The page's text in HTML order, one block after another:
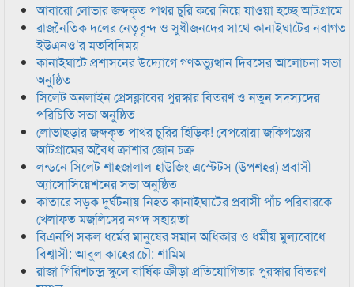
আবারো লোভার জব্দকৃত পাথর চুরি করে নিয়ে যাওয়া হচ্ছে আটগ্রামে
রাজনৈতিক দলের নেতৃবৃন্দ ও সুধীজনদের সাথে কানাইঘাটের নবাগত
ইউএনও’র মতবিনিময়
কানাইঘাটে প্রশাসনের উদ্যোগে গণঅভ্যুত্থান দিবসের আলোচনা সভা
অনুষ্ঠিত
সিলেট অনলাইন প্রেসক্লাবের পুরস্কার বিতরণ ও নতুন সদস্যদের
পরিচিতি সভা অনুষ্ঠিত
লোভাছড়ার জব্দকৃত পাথর চুরির হিড়িক! বেপরোয়া জকিগঞ্জের
আটগ্রামের অবৈধ ক্রাশার জোন চক্র
লন্ডনে সিলেট শাহজালাল হাউজিং এস্টেটস (উপশহর) প্রবাসী
অ্যাসোসিয়েশনের সভা অনুষ্ঠিত
কাতারে সড়ক দুর্ঘটনায় নিহত কানাইঘাটের প্রবাসী পাঁচ পরিবারকে
খেলাফত মজলিসের নগদ সহায়তা
বিএনপি সকল ধর্মের মানুষের সমান অধিকার ও ধর্মীয় মুল্যবোধে
বিশ্বাসী: আবুল কাহের চৌ: শামিম
রাজা গিরিশচন্দ্র স্কুলে বার্ষিক ক্রীড়া প্রতিযোগিতার পুরস্কার বিতরণ